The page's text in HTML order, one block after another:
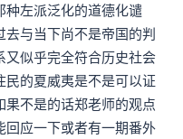
种左派泛化的道德化谴
与当下尚不是帝国的判
又似乎完全符合历史社会
民的夏威夷是不是可以证
果不是的话郑老师的观点
回应一下或者有一期番外